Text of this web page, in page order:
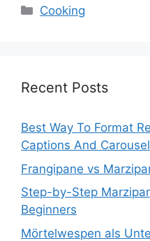
Categories
Cooking
Recent Posts
Best Way To Format
Captions And
Frangipane vs
Step-by-Step
Beginners
Mörtelwespen als